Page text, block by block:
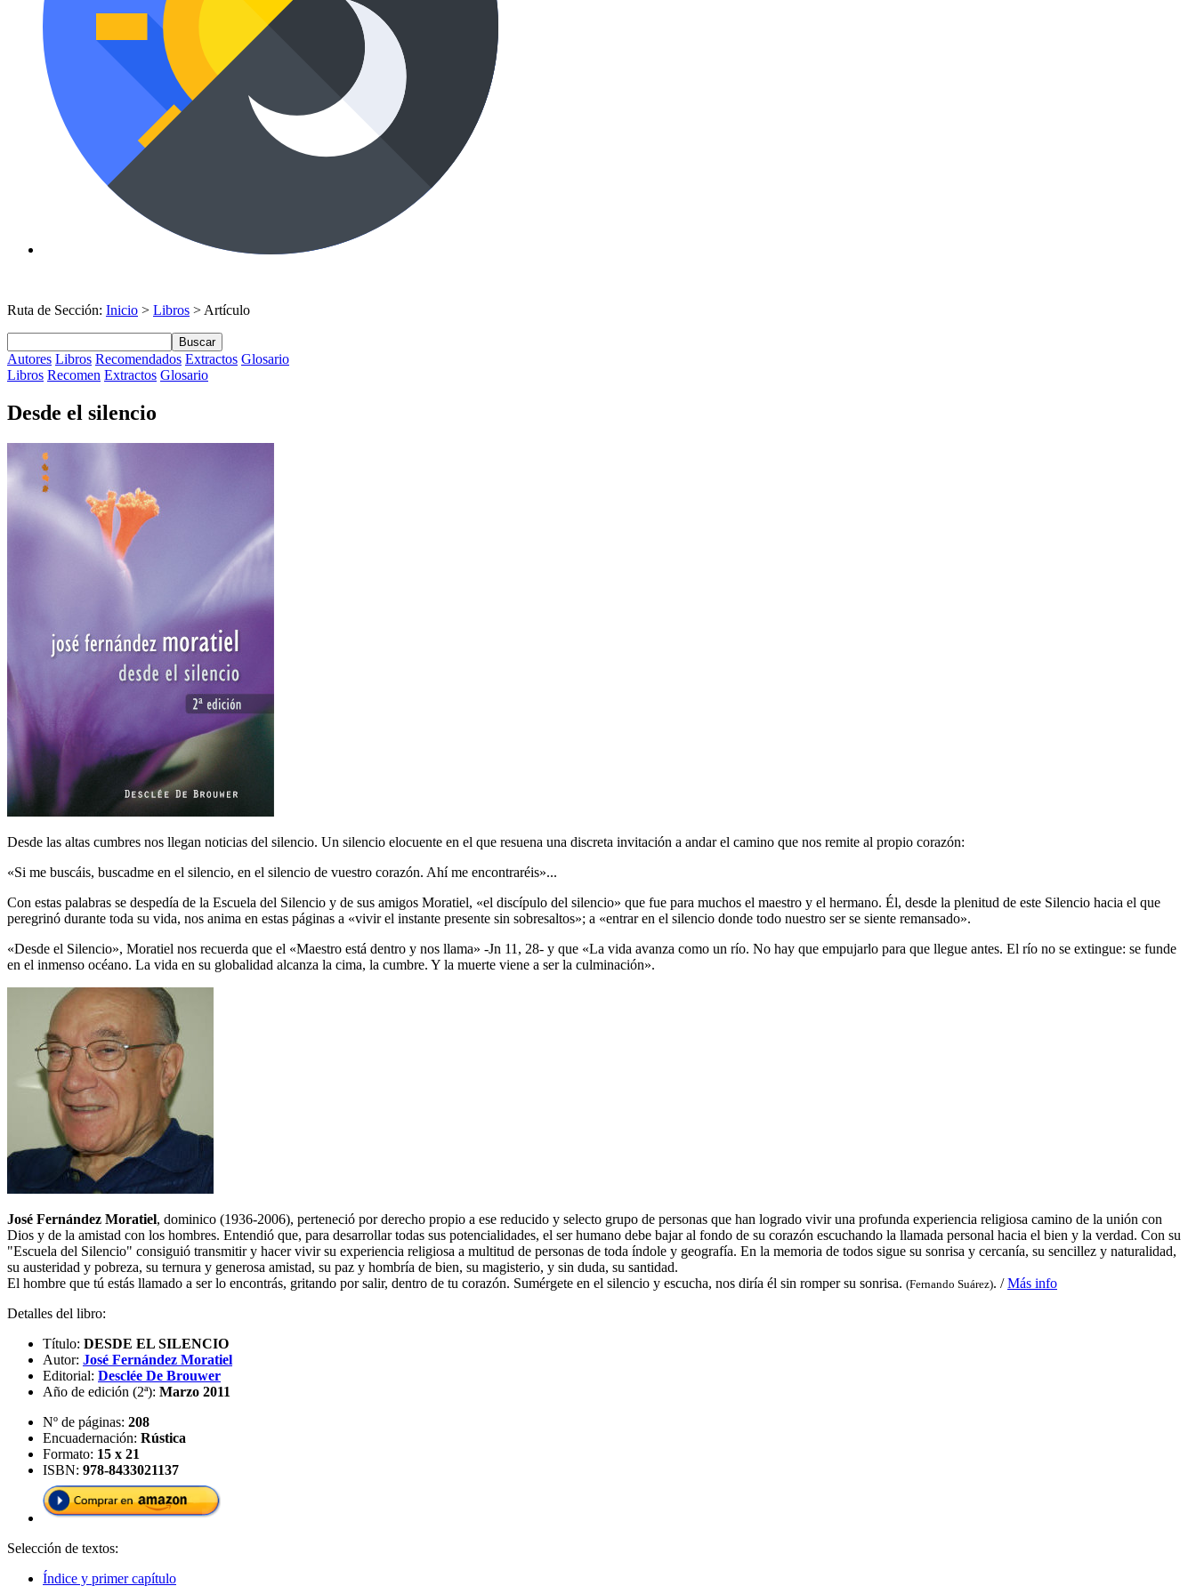
Ruta de Sección: Inicio > Libros > Artículo
Buscar
Autores Libros Recomendados Extractos Glosario
Libros Recomen Extractos Glosario
Desde el silencio
Desde las altas cumbres nos llegan noticias del silencio. Un silencio elocuente en el que resuena una discreta invitación a andar el camino que nos remite al propio corazón:
«Si me buscáis, buscadme en el silencio, en el silencio de vuestro corazón. Ahí me encontraréis»...
Con estas palabras se despedía de la Escuela del Silencio y de sus amigos Moratiel, «el discípulo del silencio» que fue para muchos el maestro y el hermano. Él, desde la plenitud de este Silencio hacia el que
peregrinó durante toda su vida, nos anima en estas páginas a «vivir el instante presente sin sobresaltos»; a «entrar en el silencio donde todo nuestro ser se siente remansado».
«Desde el Silencio», Moratiel nos recuerda que el «Maestro está dentro y nos llama» -Jn 11, 28- y que «La vida avanza como un río. No hay que empujarlo para que llegue antes. El río no se extingue: se funde
en el inmenso océano. La vida en su globalidad alcanza la cima, la cumbre. Y la muerte viene a ser la culminación».
José Fernández Moratiel, dominico (1936-2006), perteneció por derecho propio a ese reducido y selecto grupo de personas que han logrado vivir una profunda experiencia religiosa camino de la unión con
Dios y de la amistad con los hombres. Entendió que, para desarrollar todas sus potencialidades, el ser humano debe bajar al fondo de su corazón escuchando la llamada personal hacia el bien y la verdad. Con su
"Escuela del Silencio" consiguió transmitir y hacer vivir su experiencia religiosa a multitud de personas de toda índole y geografía. En la memoria de todos sigue su sonrisa y cercanía, su sencillez y naturalidad,
su austeridad y pobreza, su ternura y generosa amistad, su paz y hombría de bien, su magisterio, y sin duda, su santidad.
El hombre que tú estás llamado a ser lo encontrás, gritando por salir, dentro de tu corazón. Sumérgete en el silencio y escucha, nos diría él sin romper su sonrisa. (Fernando Suárez). /Más info
Detalles del libro:
Título: DESDE EL SILENCIO
Autor: José Fernández Moratiel
Editorial: Desclée De Brouwer
Año de edición (2ª): Marzo 2011
Nº de páginas: 208
Encuadernación: Rústica
Formato: 15 x 21
ISBN: 978-8433021137
Selección de textos:
Índice y primer capítulo